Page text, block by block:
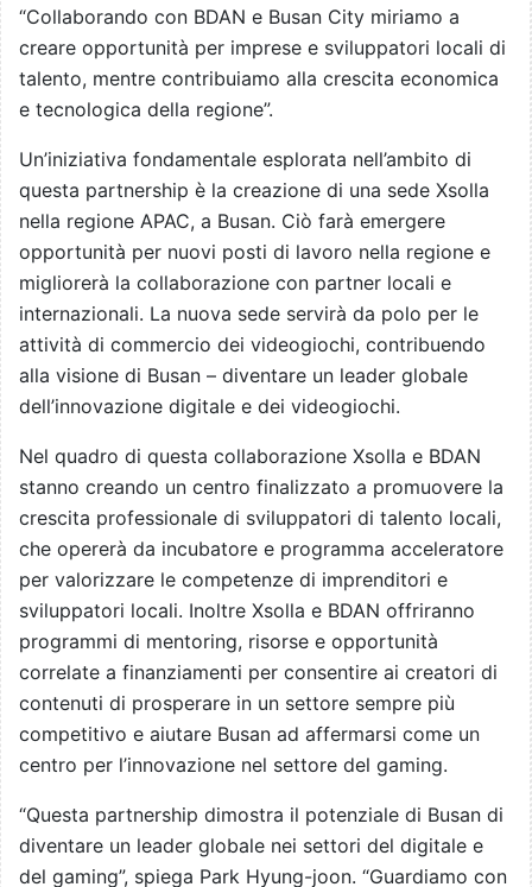
“Collaborando con BDAN e Busan City miriamo a
creare opportunità per imprese e sviluppatori locali di
talento, mentre contribuiamo alla crescita economica
e tecnologica della regione”.
Un’iniziativa fondamentale esplorata nell’ambito di
questa partnership è la creazione di una sede Xsolla
nella regione APAC, a Busan. Ciò farà emergere
opportunità per nuovi posti di lavoro nella regione e
migliorerà la collaborazione con partner locali e
internazionali. La nuova sede servirà da polo per le
attività di commercio dei videogiochi, contribuendo
alla visione di Busan – diventare un leader globale
dell’innovazione digitale e dei videogiochi.
Nel quadro di questa collaborazione Xsolla e BDAN
stanno creando un centro finalizzato a promuovere la
crescita professionale di sviluppatori di talento locali,
che opererà da incubatore e programma acceleratore
per valorizzare le competenze di imprenditori e
sviluppatori locali. Inoltre Xsolla e BDAN offriranno
programmi di mentoring, risorse e opportunità
correlate a finanziamenti per consentire ai creatori di
contenuti di prosperare in un settore sempre più
competitivo e aiutare Busan ad affermarsi come un
centro per l’innovazione nel settore del gaming.
“Questa partnership dimostra il potenziale di Busan di
diventare un leader globale nei settori del digitale e
del gaming”, spiega Park Hyung-joon. “Guardiamo con